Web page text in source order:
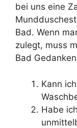
bei uns eine
Bad. Wenn
zulegt, muss
Bad
Kann
Habe